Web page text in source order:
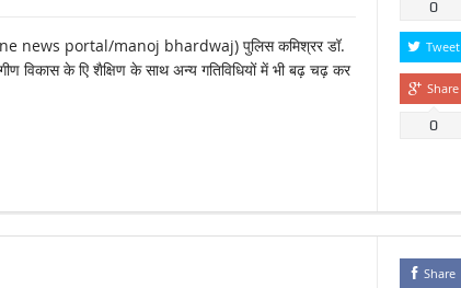
news portal/manoj bhardwaj) पुलिस कमिश्रर डॉ.
विकास के एि शैक्षिण के साथ अन्य गतिविधियों में भी बढ़ चढ़ कर
0
Tweet
Share
0
Share